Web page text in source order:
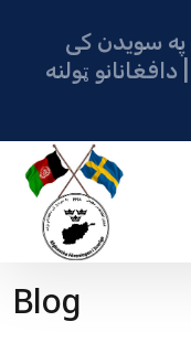
په سویدن کی
دافغانانو ټولنه | Afghanska Föreningen i
Blog